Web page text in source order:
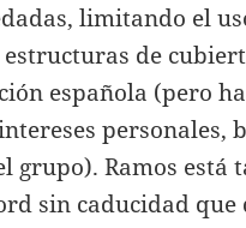
limitando el
de
española (pero
personales,
grupo). Ramos está
sin caducidad que